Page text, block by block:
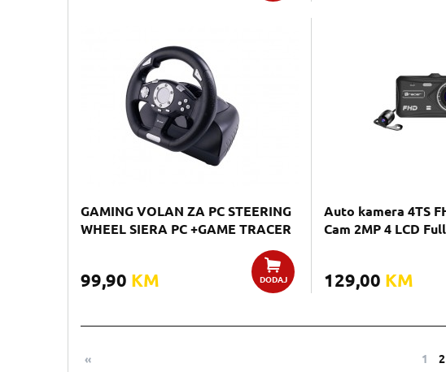
GAMING VOLAN ZA PC STEERING
WHEEL SIERA PC +GAME TRACER
99,90 KM DODAJ
Auto kamera 4TS
Cam 2MP 4 LCD
129,00 KM
« 1 2